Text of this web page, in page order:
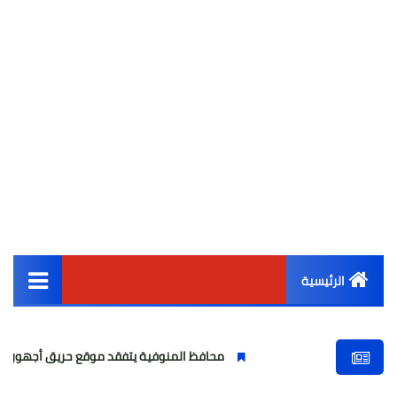
الرئيسية
أخبار مصر
محافظ المنوفية يتفقد موقع حريق أجهور الرمل